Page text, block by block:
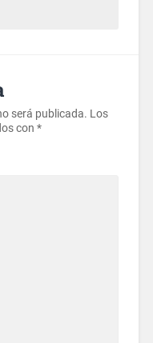
será publicada. Los
con *